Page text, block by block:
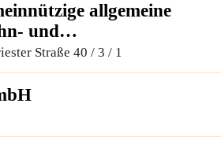
allgemeine
und
registrierte
mit beschränkter
Straße 40 / 3 / 1